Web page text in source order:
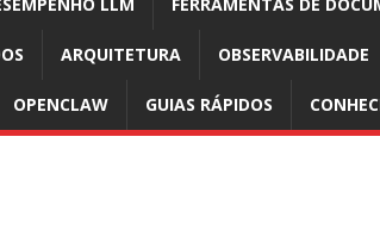
ARQUITETURA OBSERVABILIDADE
OPENCLAW GUIAS RÁPIDOS